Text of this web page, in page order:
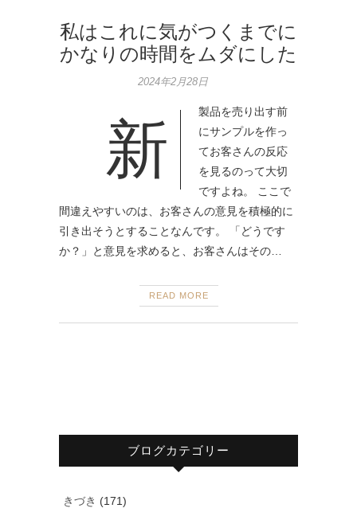
私はこれに気がつくまでに
かなりの時間をムダにした
2024年2月28日
新
製品を売り出す前
にサンプルを作っ
てお客さんの反応
を見るのって大切
ですよね。 ここで
間違えやすいのは、お客さんの意見を積極的に
引き出そうとすることなんです。 「どうです
か？」と意見を求めると、お客さんはその…
READ MORE
ブログカテゴリー
きづき (171)